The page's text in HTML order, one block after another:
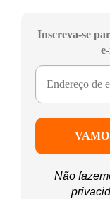
Inscreva-se
Não